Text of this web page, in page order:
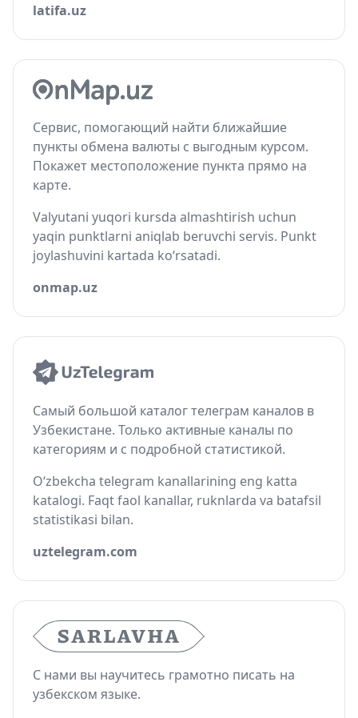
latifa.uz
Сервис, помогающий найти ближайшие
пункты обмена валюты с выгодным курсом.
Покажет местоположение пункта прямо на
карте.
Valyutani yuqori kursda almashtirish uchun
yaqin punktlarni aniqlab beruvchi servis. Punkt
joylashuvini kartada ko‘rsatadi.
onmap.uz
Самый большой каталог телеграм каналов в
Узбекистане. Только активные каналы по
категориям и с подробной статистикой.
O‘zbekcha telegram kanallarining eng katta
katalogi. Faqt faol kanallar, ruknlarda va batafsil
statistikasi bilan.
uztelegram.com
С нами вы научитесь грамотно писать на
узбекском языке.